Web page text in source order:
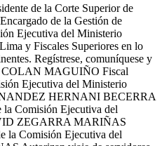
de la Corte Superior de
de la Gestión de
Ejecutiva del Ministerio
y Fiscales Superiores en lo
Regístrese, comuníquese y
MAGUIÑO Fiscal
Ejecutiva del Ministerio
HERNANI BECERRA
la Comisión Ejecutiva del
ZEGARRA MARIÑAS
la Comisión Ejecutiva del